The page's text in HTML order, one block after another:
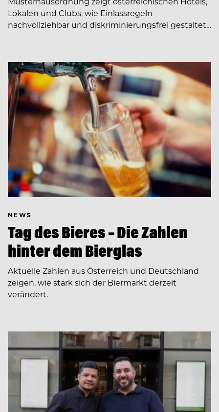
Lokalen und Clubs, wie Einlassregeln
nachvollziehbar und diskriminierungsfrei gestaltet…
NEWS
Tag des Bieres – Die Zahlen
hinter dem Bierglas
Aktuelle Zahlen aus Österreich und Deutschland
zeigen, wie stark sich der Biermarkt derzeit
verändert.